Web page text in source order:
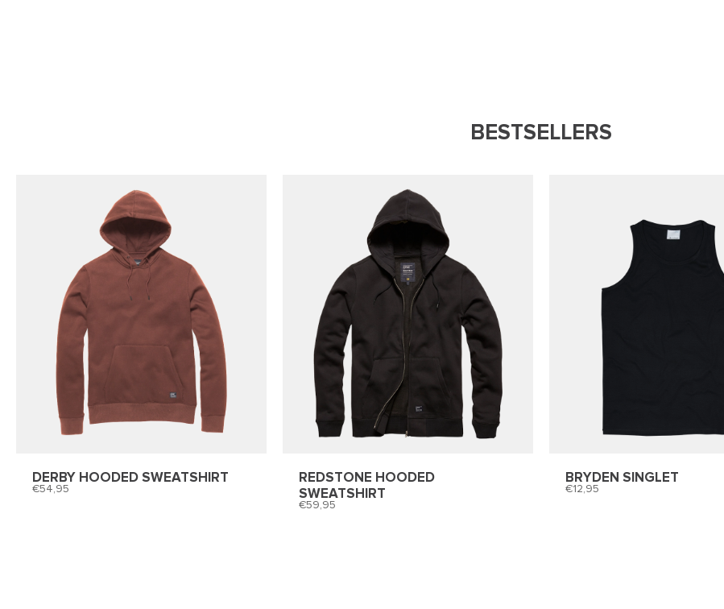
BESTSELLERS
DERBY HOODED SWEATSHIRT
54,95
REDSTONE HOODED
SWEATSHIRT
59,95
BRYDEN SINGLET
12,95